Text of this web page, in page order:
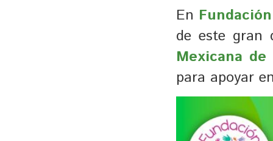
En
de este gran
Mexicana
para apoyar